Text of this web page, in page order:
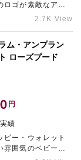
ロゴが素敵なアイ
ため、高価買取に
リーのアイテム
をお持ちでした
度、ギャラリー
すので、お気軽
2.7K View
ム・アンプラン
ローズプード
円
績
ー・ウォレット
雰囲気のベビーピ